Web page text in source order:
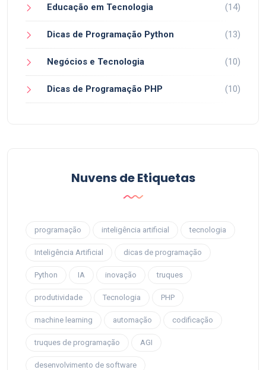
Educação em Tecnologia (14)
Dicas de Programação Python (13)
Negócios e Tecnologia (10)
Dicas de Programação PHP (10)
Nuvens de Etiquetas
programação inteligência artificial tecnologia
Inteligência Artificial dicas de programação
Python IA inovação truques
produtividade Tecnologia PHP
machine learning automação codificação
truques de programação AGI
desenvolvimento de software